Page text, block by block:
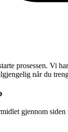
prosessen. Vi
når du
gjennom siden